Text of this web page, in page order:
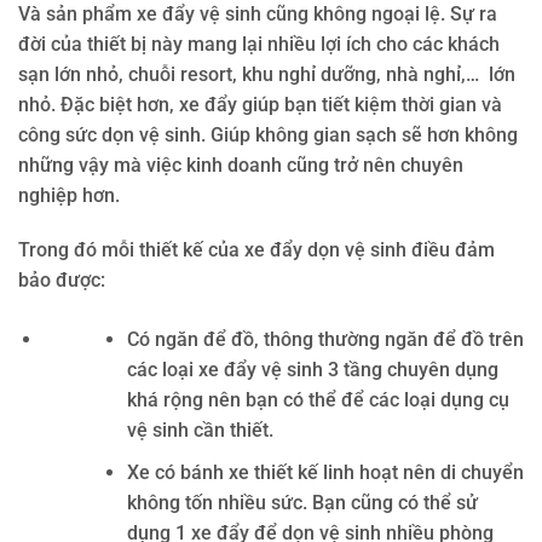
Và sản phẩm xe đẩy vệ sinh cũng không ngoại lệ. Sự ra
đời của thiết bị này mang lại nhiều lợi ích cho các khách
sạn lớn nhỏ, chuỗi resort, khu nghỉ dưỡng, nhà nghỉ,… lớn
nhỏ. Đặc biệt hơn, xe đẩy giúp bạn tiết kiệm thời gian và
công sức dọn vệ sinh. Giúp không gian sạch sẽ hơn không
những vậy mà việc kinh doanh cũng trở nên chuyên
nghiệp hơn.
Trong đó mỗi thiết kế của xe đẩy dọn vệ sinh điều đảm
bảo được:
Có ngăn để đồ, thông thường ngăn để đồ trên
các loại xe đẩy vệ sinh 3 tầng chuyên dụng
khá rộng nên bạn có thể để các loại dụng cụ
vệ sinh cần thiết.
Xe có bánh xe thiết kế linh hoạt nên di chuyển
không tốn nhiều sức. Bạn cũng có thể sử
dụng 1 xe đẩy để dọn vệ sinh nhiều phòng